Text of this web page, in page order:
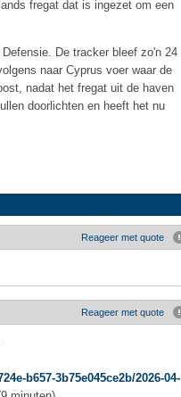
fregat dat is ingezet om een
De tracker bleef zo'n 24
naar Cyprus voer waar de
nadat het fregat uit de haven
doorlichten en heeft het nu
Reageer met quote
Reageer met quote
b657-3b75e045ce2b/2026-04-